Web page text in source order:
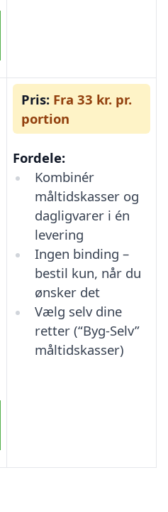
Pris: Fra 33 kr. pr.
portion
Fordele:
Kombinér
måltidskasser og
dagligvarer i én
levering
Ingen binding –
bestil kun, når du
ønsker det
Vælg selv dine
retter (“Byg-Selv”
måltidskasser)